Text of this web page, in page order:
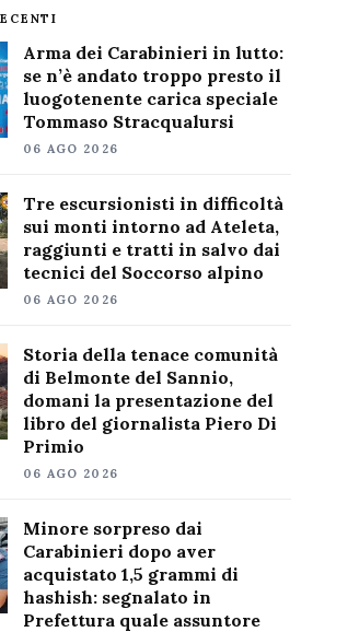
Arma dei Carabinieri in lutto:
se n’è andato troppo presto il
luogotenente carica speciale
Tommaso Stracqualursi
06 AGO 2026
Tre escursionisti in difficoltà
sui monti intorno ad Ateleta,
raggiunti e tratti in salvo dai
tecnici del Soccorso alpino
06 AGO 2026
Storia della tenace comunità
di Belmonte del Sannio,
domani la presentazione del
libro del giornalista Piero Di
Primio
06 AGO 2026
Minore sorpreso dai
Carabinieri dopo aver
acquistato 1,5 grammi di
hashish: segnalato in
Prefettura quale assuntore